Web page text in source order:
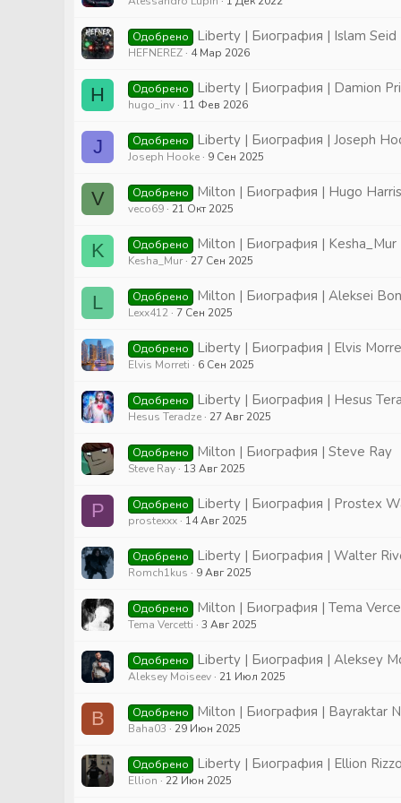
Одобрено Liberty | Биография | Islam Seid
HEFNEREZ 4 Мар 2026
H Одобрено Liberty | Биография | Damion
hugo_inv 11 Фев 2026
J Одобрено Liberty | Биография | Joseph
Joseph Hooke 9 Сен 2025
V Одобрено Milton | Биография | Hugo
veco69 21 Окт 2025
K Одобрено Milton | Биография | Kesha_Mur
Kesha_Mur 27 Сен 2025
L Одобрено Milton | Биография | Aleksei
Lexx412 7 Сен 2025
Одобрено Liberty | Биография | Elvis
Elvis Morreti 6 Сен 2025
Одобрено Liberty | Биография | Hesus
Hesus Teradze 27 Авг 2025
Одобрено Milton | Биография | Steve Ray
Steve Ray 13 Авг 2025
P Одобрено Liberty | Биография | Prostex
prostexxx 14 Авг 2025
Одобрено Liberty | Биография | Walter
Romch1kus 9 Авг 2025
Одобрено Milton | Биография | Tema
Tema Vercetti 3 Авг 2025
Одобрено Liberty | Биография | Aleksey
Aleksey Moiseev 21 Июл 2025
B Одобрено Milton | Биография | Bayraktar
Baha03 29 Июн 2025
Одобрено Liberty | Биография | Ellion Rizzo
Ellion 22 Июн 2025